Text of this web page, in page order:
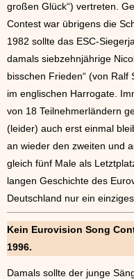
großen Glück“) vertreten.
Contest war übrigens die
1982 sollte das ESC-
damals siebzehnjährige
bisschen Frieden“ (von
im englischen Harrogate.
von 18 Teilnehmerländern
(leider) auch erst einmal
an wieder den zweiten und
gleich fünf Male als
langen Geschichte des
Deutschland nur ein
Kein Eurovision Song
1996.
Damals sollte der junge